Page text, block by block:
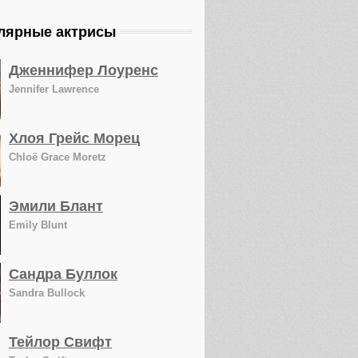
актрисы
Дженнифер Лоуренс
Jennifer Lawrence
Хлоя Грейс Морец
Chloë Grace Moretz
Эмили Блант
Emily Blunt
Сандра Буллок
Sandra Bullock
Тейлор Свифт